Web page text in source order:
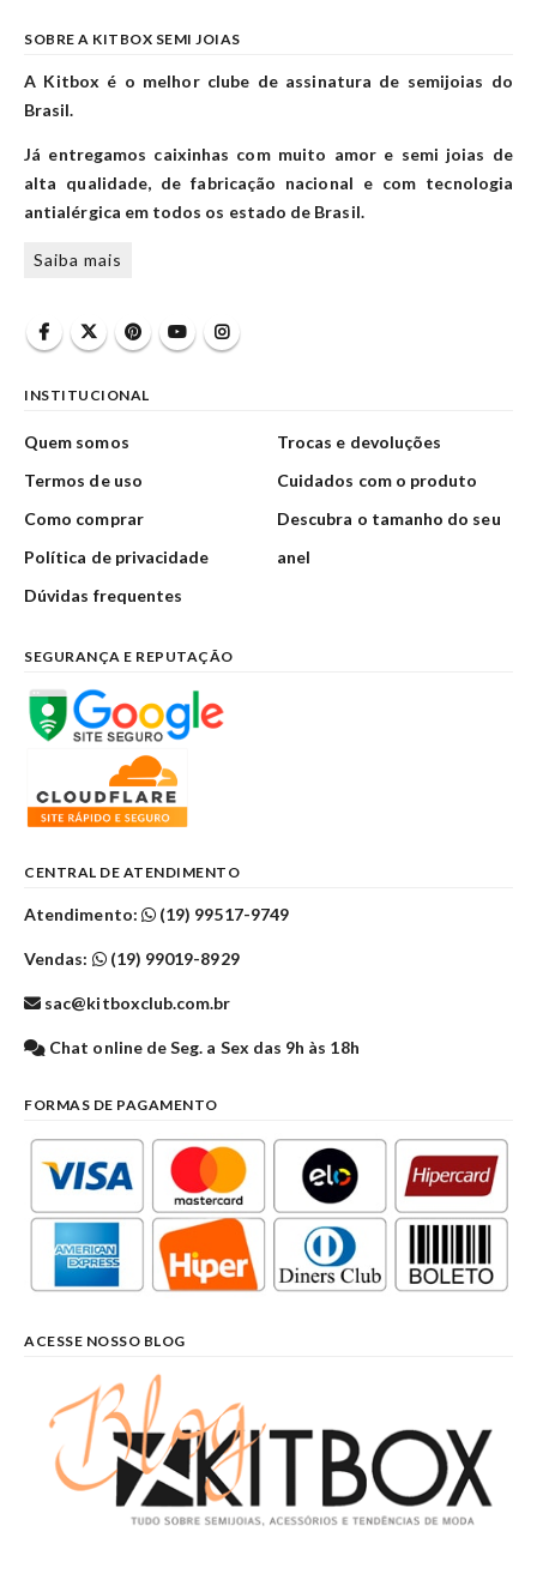
SOBRE A KITBOX SEMI JOIAS
A Kitbox é o melhor clube de assinatura de semijoias do
Brasil.
Já entregamos caixinhas com muito amor e semi joias de
alta qualidade, de fabricação nacional e com tecnologia
antialérgica em todos os estado de Brasil.
Saiba mais
INSTITUCIONAL
Quem somos
Termos de uso
Como comprar
Política de privacidade
Dúvidas frequentes
Trocas e devoluções
Cuidados com o produto
Descubra o tamanho do seu
anel
SEGURANÇA E REPUTAÇÃO
CENTRAL DE ATENDIMENTO
Atendimento: (19) 99517-9749
Vendas: (19) 99019-8929
sac@kitboxclub.com.br
Chat online de Seg. a Sex das 9h às 18h
FORMAS DE PAGAMENTO
ACESSE NOSSO BLOG